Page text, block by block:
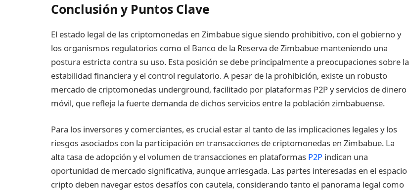
Conclusión y Puntos Clave
El estado legal de las criptomonedas en Zimbabue sigue siendo prohibitivo, con el gobierno y
los organismos regulatorios como el Banco de la Reserva de Zimbabue manteniendo una
postura estricta contra su uso. Esta posición se debe principalmente a preocupaciones sobre la
estabilidad financiera y el control regulatorio. A pesar de la prohibición, existe un robusto
mercado de criptomonedas underground, facilitado por plataformas P2P y servicios de dinero
móvil, que refleja la fuerte demanda de dichos servicios entre la población zimbabuense.
Para los inversores y comerciantes, es crucial estar al tanto de las implicaciones legales y los
riesgos asociados con la participación en transacciones de criptomonedas en Zimbabue. La
alta tasa de adopción y el volumen de transacciones en plataformas P2P indican una
oportunidad de mercado significativa, aunque arriesgada. Las partes interesadas en el espacio
cripto deben navegar estos desafíos con cautela, considerando tanto el panorama legal como